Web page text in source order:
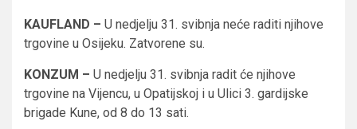
KAUFLAND – U nedjelju 31. svibnja neće raditi njihove
trgovine u Osijeku. Zatvorene su.
KONZUM – U nedjelju 31. svibnja radit će njihove
trgovine na Vijencu, u Opatijskoj i u Ulici 3. gardijske
brigade Kune, od 8 do 13 sati.